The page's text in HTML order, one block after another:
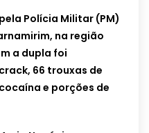
Polícia Militar (PM)
na região
a dupla foi
66 trouxas de
e porções de